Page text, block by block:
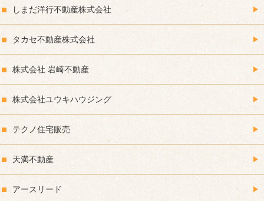
しまだ洋行不動産株式会社
タカセ不動産株式会社
株式会社 岩崎不動産
株式会社ユウキハウジング
テクノ住宅販売
天満不動産
アースリード